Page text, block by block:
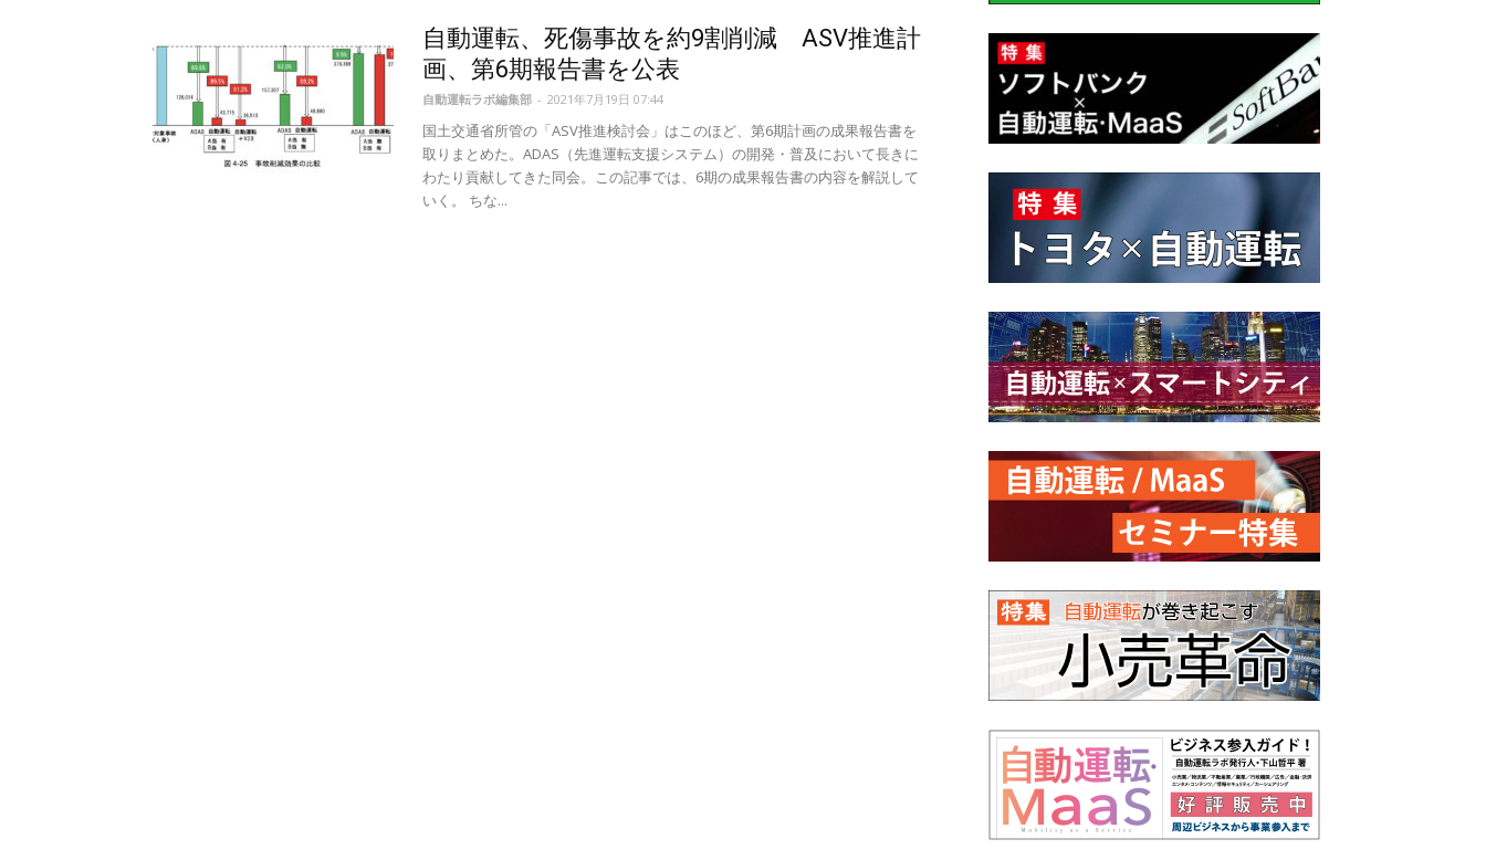
ラ
ボ
自動運転、死傷事故を約9割削減 ASV推進計
画、第6期報告書を公表
自動運転ラボ編集部 - 2021年7月19日 07:44
国土交通省所管の「ASV推進検討会」はこのほど、第6期計画の成果報告書を
取りまとめた。ADAS（先進運転支援システム）の開発・普及において長きに
わたり貢献してきた同会。この記事では、6期の成果報告書の内容を解説して
いく。 ちな...